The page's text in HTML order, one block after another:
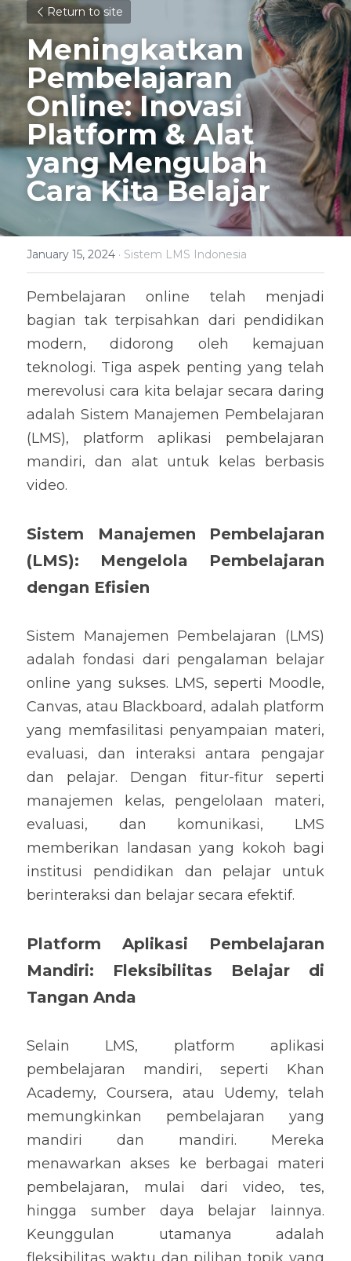
Return to site
Meningkatkan
Pembelajaran
Online: Inovasi
Platform & Alat
yang Mengubah
Cara Kita Belajar
January 15, 2024 · Sistem LMS Indonesia
Pembelajaran online telah menjadi
bagian tak terpisahkan dari pendidikan
modern, didorong oleh kemajuan
teknologi. Tiga aspek penting yang telah
merevolusi cara kita belajar secara daring
adalah Sistem Manajemen Pembelajaran
(LMS), platform aplikasi pembelajaran
mandiri, dan alat untuk kelas berbasis
video.
Sistem Manajemen Pembelajaran
(LMS): Mengelola Pembelajaran
dengan Efisien
Sistem Manajemen Pembelajaran (LMS)
adalah fondasi dari pengalaman belajar
online yang sukses. LMS, seperti Moodle,
Canvas, atau Blackboard, adalah platform
yang memfasilitasi penyampaian materi,
evaluasi, dan interaksi antara pengajar
dan pelajar. Dengan fitur-fitur seperti
manajemen kelas, pengelolaan materi,
evaluasi, dan komunikasi, LMS
memberikan landasan yang kokoh bagi
institusi pendidikan dan pelajar untuk
berinteraksi dan belajar secara efektif.
Platform Aplikasi Pembelajaran
Mandiri: Fleksibilitas Belajar di
Tangan Anda
Selain LMS, platform aplikasi
pembelajaran mandiri, seperti Khan
Academy, Coursera, atau Udemy, telah
memungkinkan pembelajaran yang
mandiri dan mandiri. Mereka
menawarkan akses ke berbagai materi
pembelajaran, mulai dari video, tes,
hingga sumber daya belajar lainnya.
Keunggulan utamanya adalah